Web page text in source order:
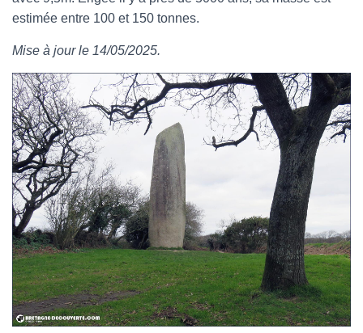
e
b
o
o
k
t
t
e
r
t
e
r
e
t
b
r
estimée entre 100 et 150 tonnes.
Mise à jour le 14/05/2025.